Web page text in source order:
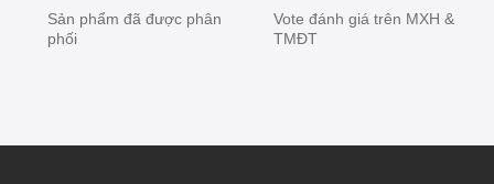
Sản phẩm đã được phân
phối
Vote đánh giá trên MXH &
TMĐT